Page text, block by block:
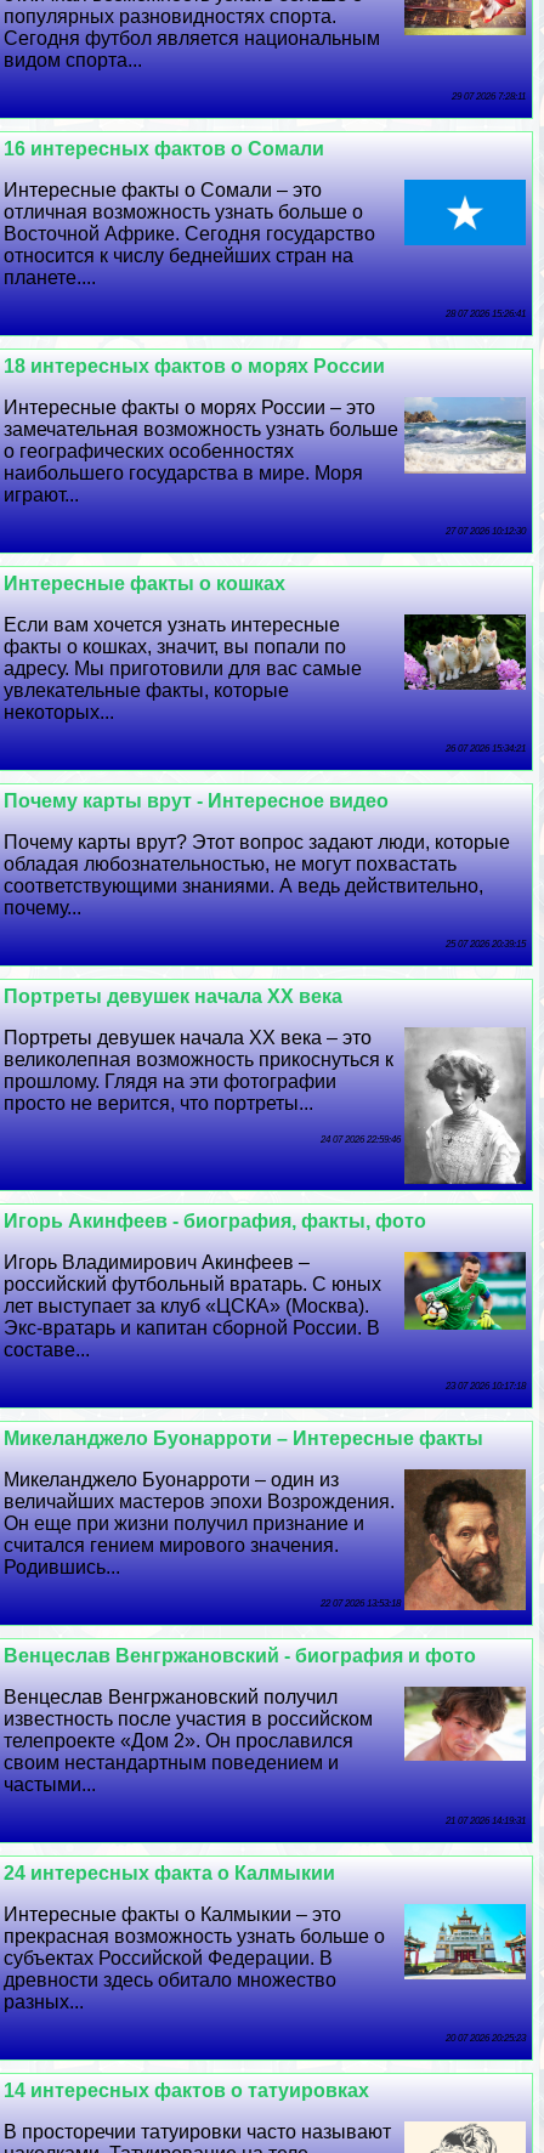
популярных разновидностях спорта.
Сегодня футбол является национальным
видом спорта...
29 07 2026 7:28:11
16 интересных фактов о Сомали
Интересные факты о Сомали – это
отличная возможность узнать больше о
Восточной Африке. Сегодня государство
относится к числу беднейших стран на
планете....
28 07 2026 15:26:41
18 интересных фактов о морях России
Интересные факты о морях России – это
замечательная возможность узнать больше
о географических особенностях
наибольшего государства в мире. Моря
играют...
27 07 2026 10:12:30
Интересные факты о кошках
Если вам хочется узнать интересные
факты о кошках, значит, вы попали по
адресу. Мы приготовили для вас самые
увлекательные факты, которые
некоторых...
26 07 2026 15:34:21
Почему карты врут - Интересное видео
Почему карты врут? Этот вопрос задают люди, которые
обладая любознательностью, не могут похвастать
соответствующими знаниями. А ведь действительно,
почему...
25 07 2026 20:39:15
Портреты дeвyшек начала XX века
Портреты дeвyшек начала XX века – это
великолепная возможность прикоснуться к
прошлому. Глядя на эти фотографии
просто не верится, что портреты...
24 07 2026 22:59:46
Игорь Акинфеев - биография, факты, фото
Игорь Владимирович Акинфеев –
российский футбольный вратарь. С юных
лет выступает за клуб «ЦСКА» (Москва).
Экс-вратарь и капитан сборной России. В
составе...
23 07 2026 10:17:18
Микеланджело Буонарроти – Интересные факты
Микеланджело Буонарроти – один из
величайших мастеров эпохи Возрождения.
Он еще при жизни получил признание и
считался гением мирового значения.
Родившись...
22 07 2026 13:53:18
Венцеслав Венгржановский - биография и фото
Венцеслав Венгржановский получил
известность после участия в российском
телепроекте «Дом 2». Он прославился
своим нестандартным поведением и
частыми...
21 07 2026 14:19:31
24 интересных факта о Калмыкии
Интересные факты о Калмыкии – это
прекрасная возможность узнать больше о
субъектах Российской Федерации. В
древности здесь обитало множество
разных...
20 07 2026 20:25:23
14 интересных фактов о татуировках
В просторечии татуировки часто называют